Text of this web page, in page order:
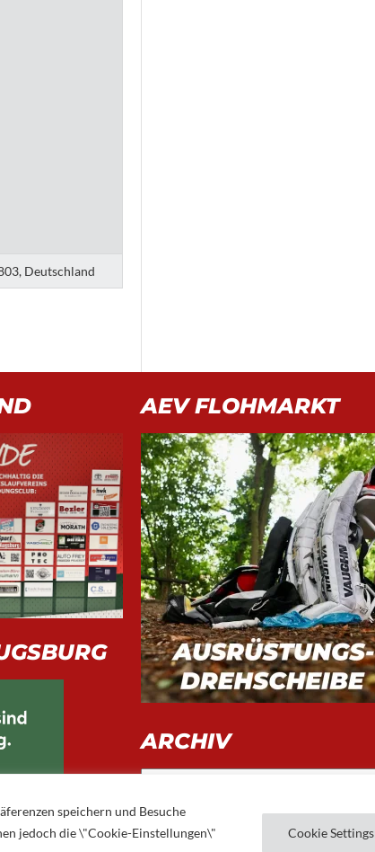
speichern und Besuche
jedoch die \"Cookie-Einstellungen\"
Cookie Settings
Deutschland
AEV FLOHMARKT
ARCHIV
Archiv